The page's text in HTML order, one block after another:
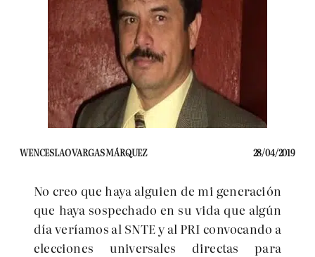
WENCESLAO VARGAS MÁRQUEZ 28/04/2019
No creo que haya alguien de mi generación
que haya sospechado en su vida que algún
día veríamos al SNTE y al PRI convocando a
elecciones universales directas para